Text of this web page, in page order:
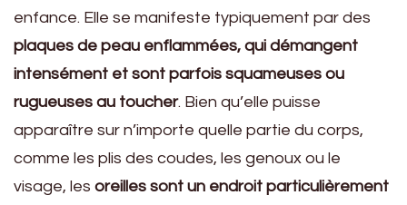
enfance. Elle se manifeste typiquement par des
plaques de peau enflammées, qui démangent
intensément et sont parfois squameuses ou
rugueuses au toucher. Bien qu’elle puisse
apparaître sur n’importe quelle partie du corps,
comme les plis des coudes, les genoux ou le
visage, les oreilles sont un endroit particulièrement